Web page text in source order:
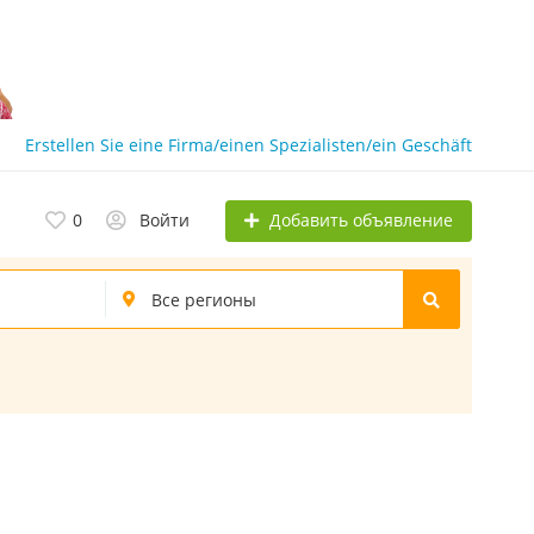
Erstellen Sie eine Firma/einen Spezialisten/ein Geschäft
0 Войти Добавить объявление